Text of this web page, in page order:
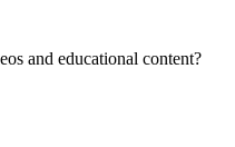
and educational content?